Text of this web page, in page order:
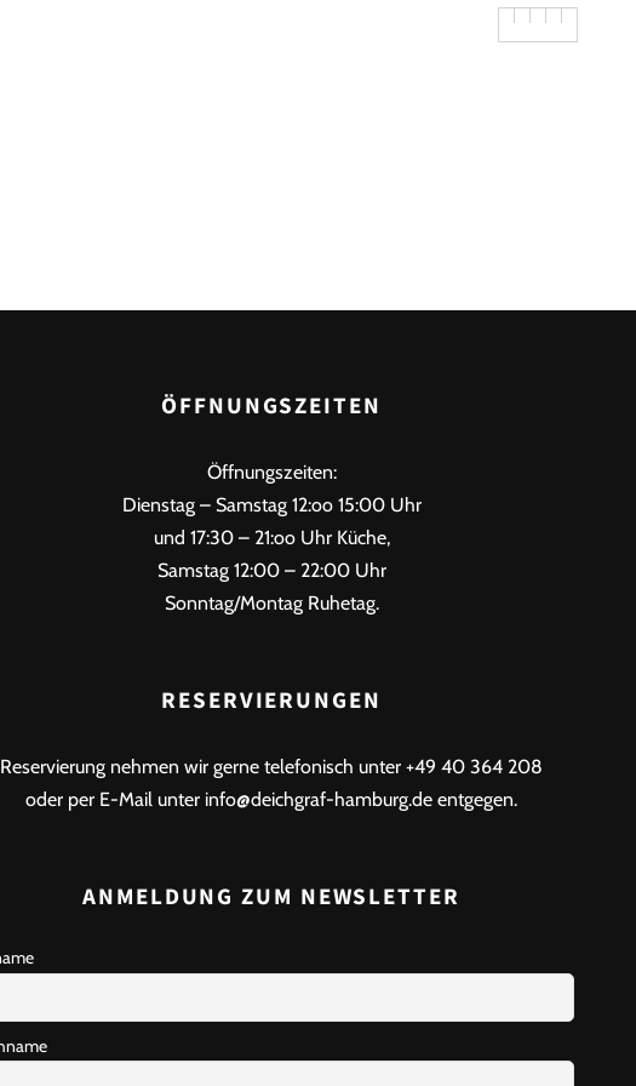
ÖFFNUNGSZEITEN
Öffnungszeiten:
Dienstag – Samstag 12:oo 15:00 Uhr
und 17:30 – 21:oo Uhr Küche,
Samstag 12:00 – 22:00 Uhr
Sonntag/Montag Ruhetag.
RESERVIERUNGEN
Reservierung nehmen wir gerne telefonisch unter +49 40 364 208
oder per E-Mail unter info@deichgraf-hamburg.de entgegen.
ANMELDUNG ZUM NEWSLETTER